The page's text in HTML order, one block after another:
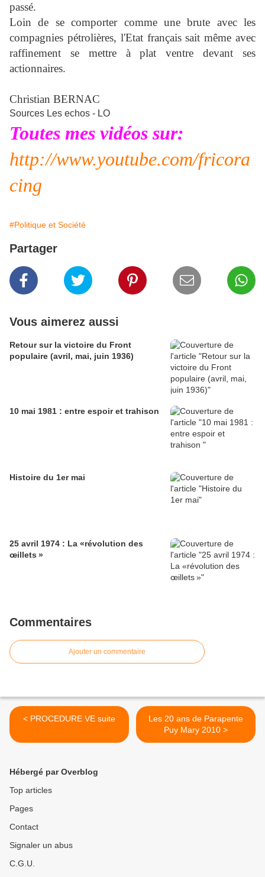
passé.
Loin de se comporter comme une brute avec les
compagnies pétrolières, l'Etat français sait même avec
raffinement se mettre à plat ventre devant ses
actionnaires.
Christian BERNAC
Sources Les echos - LO
Toutes mes vidéos sur:
http://www.youtube.com/fricora
cing
#Politique et Société
Partager
Vous aimerez aussi
Retour sur la victoire du Front
populaire (avril, mai, juin 1936)
10 mai 1981 : entre espoir et trahison
Histoire du 1er mai
25 avril 1974 : La «révolution des
œillets »
Commentaires
Ajouter un commentaire
< PROCEDURE VE suite
Les 20 ans de Parapente
Puy Mary 2010 >
Hébergé par Overblog
Top articles
Pages
Contact
Signaler un abus
C.G.U.